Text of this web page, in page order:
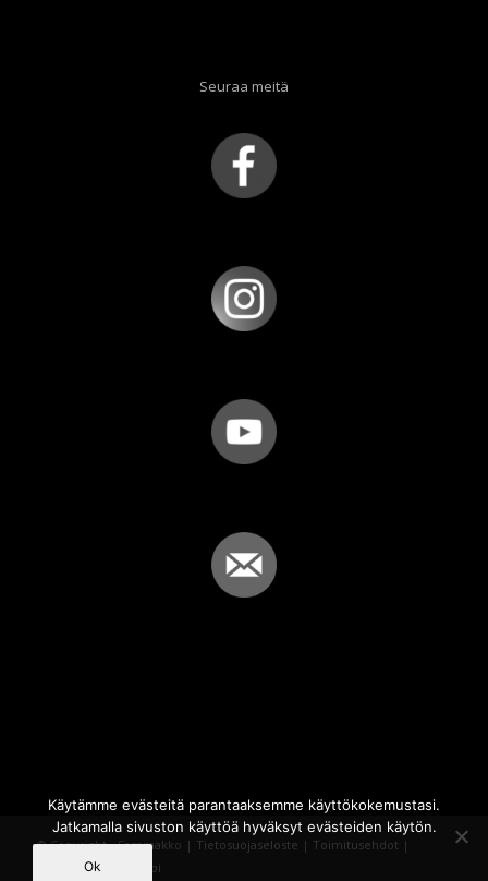
Seuraa meitä
© Copyright - Sammakko | Tietosuojaseloste | Toimitusehdot |
Powered by
iQWebbi
Käytämme evästeitä parantaaksemme käyttökokemustasi.
Jatkamalla sivuston käyttöä hyväksyt evästeiden käytön.
Ok